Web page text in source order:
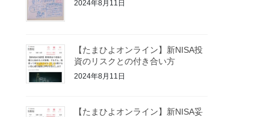
2024年8月11日
【たまひよオンライン】新NISA投
資のリスクとの付き合い方
2024年8月11日
【たまひよオンライン】新NISA妥